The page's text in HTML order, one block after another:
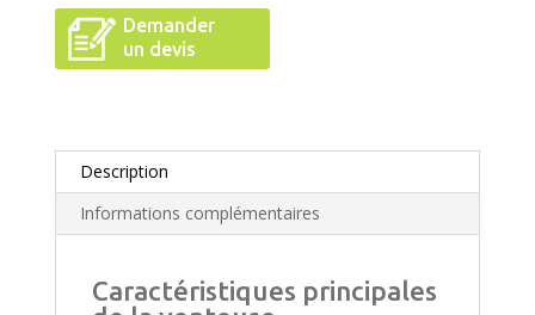
Demander
un devis
Description
Informations complémentaires
Caractéristiques principales